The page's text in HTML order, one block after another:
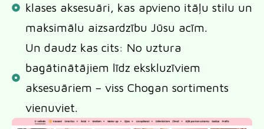
klases aksesuāri, kas apvieno itāļu stilu un
maksimālu aizsardzību Jūsu acīm.
Un daudz kas cits: No uztura
bagātinātājiem līdz ekskluzīviem
aksesuāriem – viss Chogan sortiments
vienuviet.